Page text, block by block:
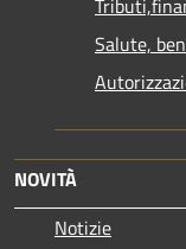
Salute,
NOVITÀ
Notizie